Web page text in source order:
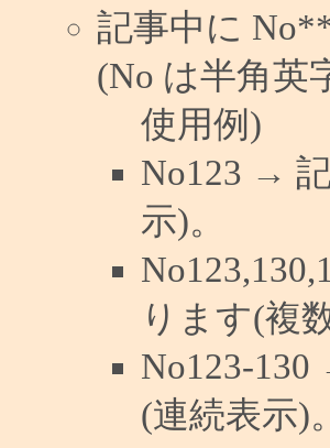
記事中に
(No は半角英
使用例)
No123 →
示)。
ります(複
No123-
(連続表示)。